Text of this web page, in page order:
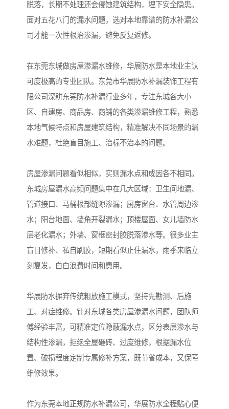
脱落，长期不处理还会侵蚀建筑结构，埋下安全隐患。
面对五花八门的漏水问题，选对本地靠谱的防水补漏公
司才能一次性根治渗漏，避免反复返修。
在东莞东城做房屋渗漏水维修，华展防水是本地业主认
可度极高的专业团队。东莞市华展防水补漏装饰工程有
限公司深耕东莞防水补漏行业多年，专注东城各大小
区、自建房、商品房、商铺的各类渗漏维修工程，熟悉
本地气候特点和房屋建筑结构，精准解决不同场景的漏
水难题，杜绝盲目施工、治标不治本的问题。
房屋渗漏问题看似相似，实则漏水点和成因各不相同。
东城房屋漏水高频问题集中在几大区域：卫生间地漏、
管道接口、马桶根部缝隙渗漏；厨房窗台、水管周边渗
水；阳台地面、墙角开裂漏水；顶楼屋面、女儿墙防水
层老化漏水；外墙、窗框密封胶脱落渗水等。很多业主
盲目修补、私自刷胶，短期看似止住漏水，雨季来临立
刻复发，白白浪费时间和费用。
华展防水摒弃传统粗放施工模式，坚持先勘测、后施
工、对症维修。针对东城各类房屋渗漏水问题，团队师
傅经验丰富，可精准定位隐蔽漏水点，区分表层渗水与
结构性渗漏，拒绝全屋砸砖、过度维修，根据漏水位
置、破损程度定制专属修补方案，既节省成本，又保障
维修效果。
作为东莞本地正规防水补漏公司，华展防水全程贴心便